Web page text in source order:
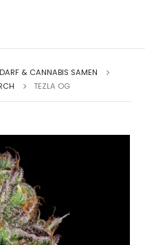
& CANNABIS SAMEN
TEZLA OG